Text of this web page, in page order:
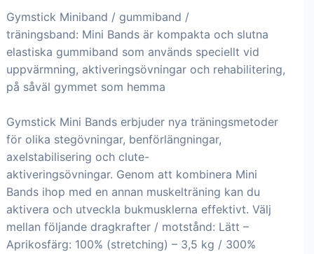
Gymstick Miniband / gummiband /
träningsband: Mini Bands är kompakta och slutna
elastiska gummiband som används speciellt vid
uppvärmning, aktiveringsövningar och rehabilitering,
på såväl gymmet som hemma
Gymstick Mini Bands erbjuder nya träningsmetoder
för olika stegövningar, benförlängningar,
axelstabilisering och clute-
aktiveringsövningar. Genom att kombinera Mini
Bands ihop med en annan muskelträning kan du
aktivera och utveckla bukmusklerna effektivt. Välj
mellan följande dragkrafter / motstånd: Lätt –
Aprikosfärg: 100% (stretching) – 3,5 kg / 300%